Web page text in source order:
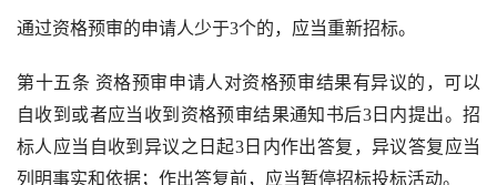
通过资格预审的申请人少于3个的，应当重新招标。
第十五条 资格预审申请人对资格预审结果有异议的，可以
自收到或者应当收到资格预审结果通知书后3日内提出。招
标人应当自收到异议之日起3日内作出答复，异议答复应当
列明事实和依据；作出答复前，应当暂停招标投标活动。